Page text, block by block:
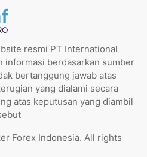
resmi PT International
informasi berdasarkan sumber
bertanggung jawab atas
yang dialami secara
atas keputusan yang diambil
Forex Indonesia. All rights